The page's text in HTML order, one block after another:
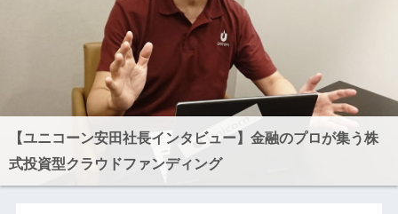
【ユニコーン安田社長インタビュー】金融のプロが集う株
式投資型クラウドファンディング